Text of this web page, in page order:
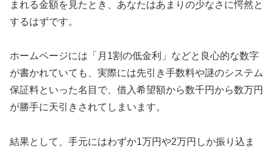
まれる金額を見たとき、あなたはあまりの少なさに愕然と
するはずです。
ホームページには「月1割の低金利」などと良心的な数字
が書かれていても、実際には先引き手数料や謎のシステム
保証料といった名目で、借入希望額から数千円から数万円
が勝手に天引きされてしまいます。
結果として、手元にはわずか1万円や2万円しか振り込ま